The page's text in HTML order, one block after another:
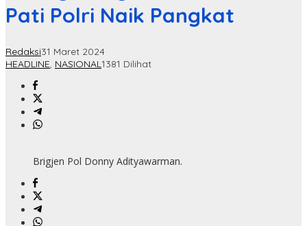
Pati Polri Naik Pangkat
Redaksi31 Maret 2024
HEADLINE, NASIONAL1381 Dilihat
Brigjen Pol Donny Adityawarman.